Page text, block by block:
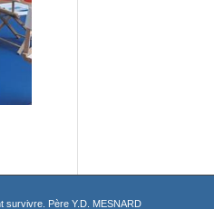
survivre. Père Y.D. MESNARD